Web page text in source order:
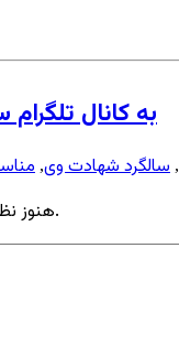
به کانال
, سالگرد شهادت وی, مناسبت
هنوز نظری اضافه نشده است. شما اولین نظر را بدهید.